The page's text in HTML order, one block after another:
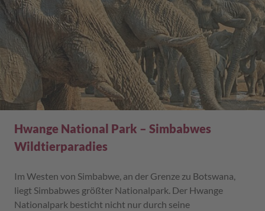
Hwange National Park – Simbabwes
Wildtierparadies
Im Westen von Simbabwe, an der Grenze zu Botswana,
liegt Simbabwes größter Nationalpark. Der Hwange
Nationalpark besticht nicht nur durch seine